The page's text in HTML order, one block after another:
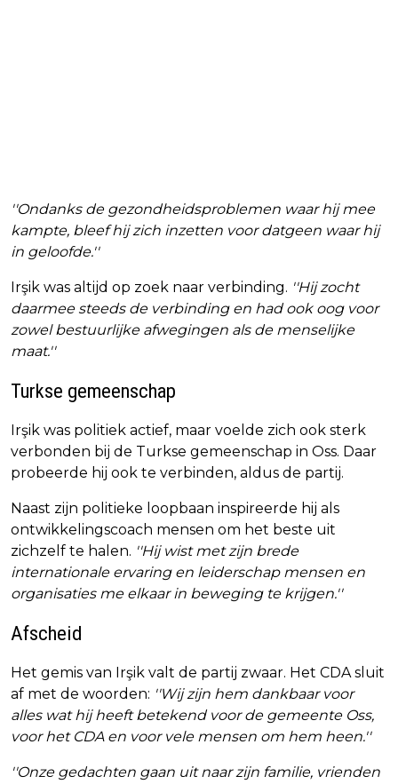
''Ondanks de gezondheidsproblemen waar hij mee
kampte, bleef hij zich inzetten voor datgeen waar hij
in geloofde.''
Irşik was altijd op zoek naar verbinding. ''Hij zocht
daarmee steeds de verbinding en had ook oog voor
zowel bestuurlijke afwegingen als de menselijke
maat.''
Turkse gemeenschap
Irşik was politiek actief, maar voelde zich ook sterk
verbonden bij de Turkse gemeenschap in Oss. Daar
probeerde hij ook te verbinden, aldus de partij.
Naast zijn politieke loopbaan inspireerde hij als
ontwikkelingscoach mensen om het beste uit
zichzelf te halen. ''Hij wist met zijn brede
internationale ervaring en leiderschap mensen en
organisaties me elkaar in beweging te krijgen.''
Afscheid
Het gemis van Irşik valt de partij zwaar. Het CDA sluit
af met de woorden: ''Wij zijn hem dankbaar voor
alles wat hij heeft betekend voor de gemeente Oss,
voor het CDA en voor vele mensen om hem heen.''
''Onze gedachten gaan uit naar zijn familie, vrienden